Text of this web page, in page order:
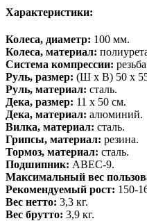
Характеристики:
Колеса, диаметр: 100 мм.
Колеса, материал:
Система компрессии:
Руль, размер: (Ш х В) 50 х
Руль, материал: сталь.
Дека, размер: 11 х 50 см.
Дека, материал: алюминий.
Вилка, материал: сталь.
Грипсы, материал: резина.
Тормоз, материал: сталь.
Подшипник: ABEC-9.
Максимальный вес
Рекомендуемый рост: 150-
Вес нетто: 3,3 кг.
Вес брутто: 3,9 кг.